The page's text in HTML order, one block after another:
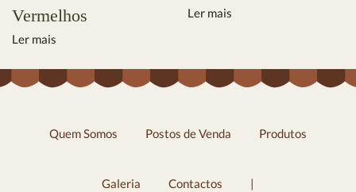
Vermelhos
Ler mais
Ler mais
Quem Somos Postos de Venda Produtos
Galeria Contactos |